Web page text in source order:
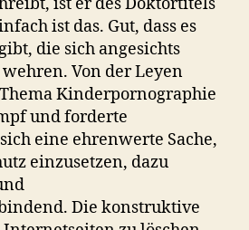
ist das. Gut, dass es
die sich angesichts
Von der Leyen
Kinderpornographie
und forderte
eine ehrenwerte Sache,
einzusetzen, dazu
Die konstruktive